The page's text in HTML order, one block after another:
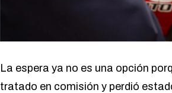
La espera ya no es una opción
tratado en comisión y perdió